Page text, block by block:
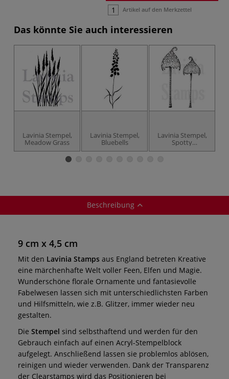
Artikel auf den Merkzettel
Das könnte Sie auch interessieren
Lavinia Stempel,
Meadow Grass
Lavinia Stempel,
Bluebells
Lavinia Stempel,
Spotty
Toadstoole
Beschreibung
9 cm x 4,5 cm
Mit den Lavinia Stamps aus England betreten Kreative
eine märchenhafte Welt voller Feen, Elfen und Magie.
Wunderschöne florale Ornamente und fantasievolle
Fabelwesen lassen sich mit unterschiedlichsten Farben
und Hilfsmitteln, wie z.B. Glitzer, immer wieder neu
gestalten.
Die Stempel sind selbsthaftend und werden für den
Gebrauch einfach auf einen Acryl-Stempelblock
aufgelegt. Anschließend lassen sie problemlos ablösen,
reinigen und wieder verwenden. Dank der Transparenz
der Clearstamps wird das Positionieren bei